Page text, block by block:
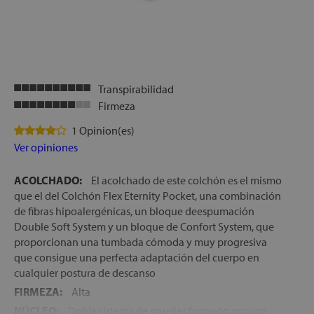
ENVÍO, MONTAJE Y RETIRADA DEL ANTIGUO
COLCHÓN GRATIS
FABRICADO EN ESPAÑA
ALTURA: +/- 32 cm
Transpirabilidad
Firmeza
1 Opinion(es)
Ver opiniones
ACOLCHADO:
El acolchado de este colchón es el mismo
que el del Colchón Flex Eternity Pocket, una combinación
de fibras hipoalergénicas, un bloque deespumación
Double Soft System y un bloque de Confort System, que
proporcionan una tumbada cómoda y muy progresiva
que consigue una perfecta adaptación del cuerpo en
cualquier postura de descanso
FIRMEZA:
Alta